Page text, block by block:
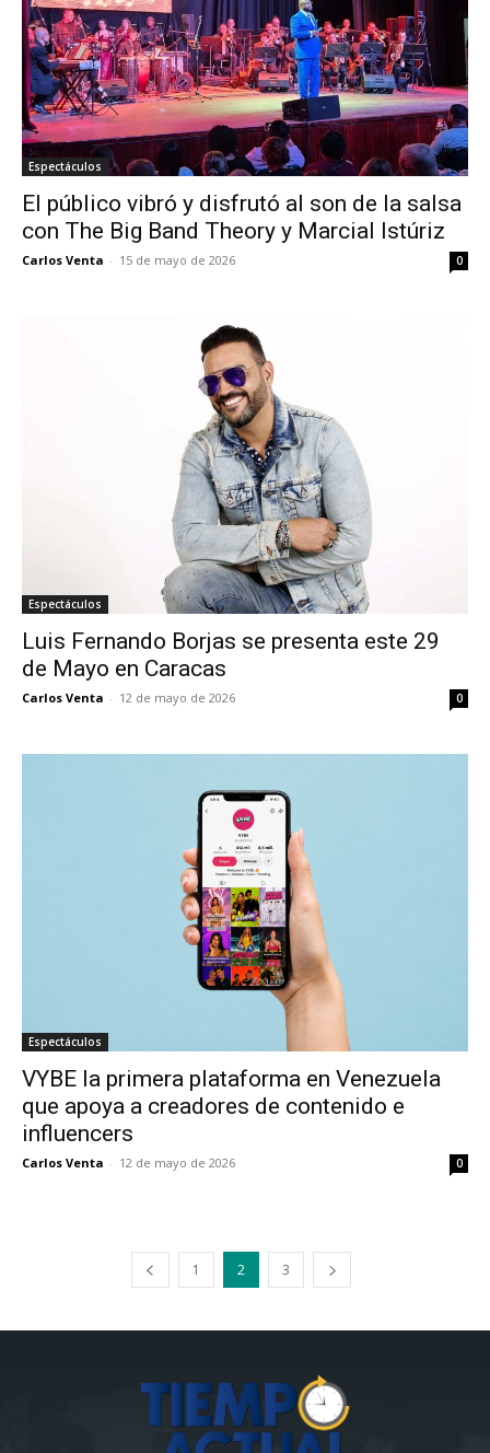
Espectáculos
El público vibró y disfrutó al son de la salsa
con The Big Band Theory y Marcial Istúriz
Carlos Venta - 15 de mayo de 2026 0
Espectáculos
Luis Fernando Borjas se presenta este 29
de Mayo en Caracas
Carlos Venta - 12 de mayo de 2026 0
Espectáculos
VYBE la primera plataforma en Venezuela
que apoya a creadores de contenido e
influencers
Carlos Venta - 12 de mayo de 2026 0
1 2 3